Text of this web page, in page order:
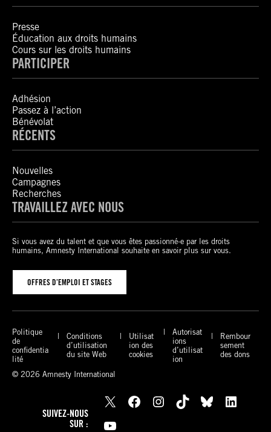
Presse
Éducation aux droits humains
Cours sur les droits humains
PARTICIPER
Adhésion
Passez à l’action
Bénévolat
RÉCENTS
Nouvelles
Campagnes
Recherches
TRAVAILLEZ AVEC NOUS
Si vous avez du talent et que vous êtes passionné-e par les droits
humains, Amnesty International souhaite en savoir plus sur vous.
OFFRES D’EMPLOI ET STAGES
Politique
de
confidentia
lité
Conditions
d’utilisation
du site Web
Utilisat
ion des
cookies
Autorisat
ions
d’utilisat
ion
Rembour
sement
des dons
© 2026 Amnesty International
SUIVEZ-NOUS
SUR :
X Facebook Instagram TikTok Bluesky
LinkedIn
YouTube